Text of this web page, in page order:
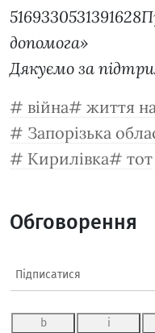
5169330531391628
допомога»
Дякуємо за
війна
життя
Запорізька
Кирилівка
тот
Обговорення
Підписатися